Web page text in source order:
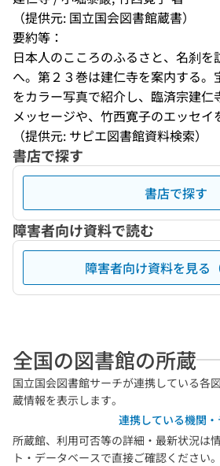
（提供元: 国立国会図書館蔵書）
要約等：
日本人のこころのふるさと、名刹
へ。第２３巻は建仁寺を案内する
をカラー写真で紹介し、臨済宗建仁
メッセージや、竹西寛子のエッセイ
（提供元: サピエ図書館資料検索）
書店で探す
書店で探す
障害者向け資料で読む
障害者向け資料を見る
全国の図書館の所蔵
国立国会図書館サーチが連携している各
蔵情報を表示します。
連携している機関
所蔵館、利用可否等の詳細・最新状況は
ト・データベースで直接ご確認ください